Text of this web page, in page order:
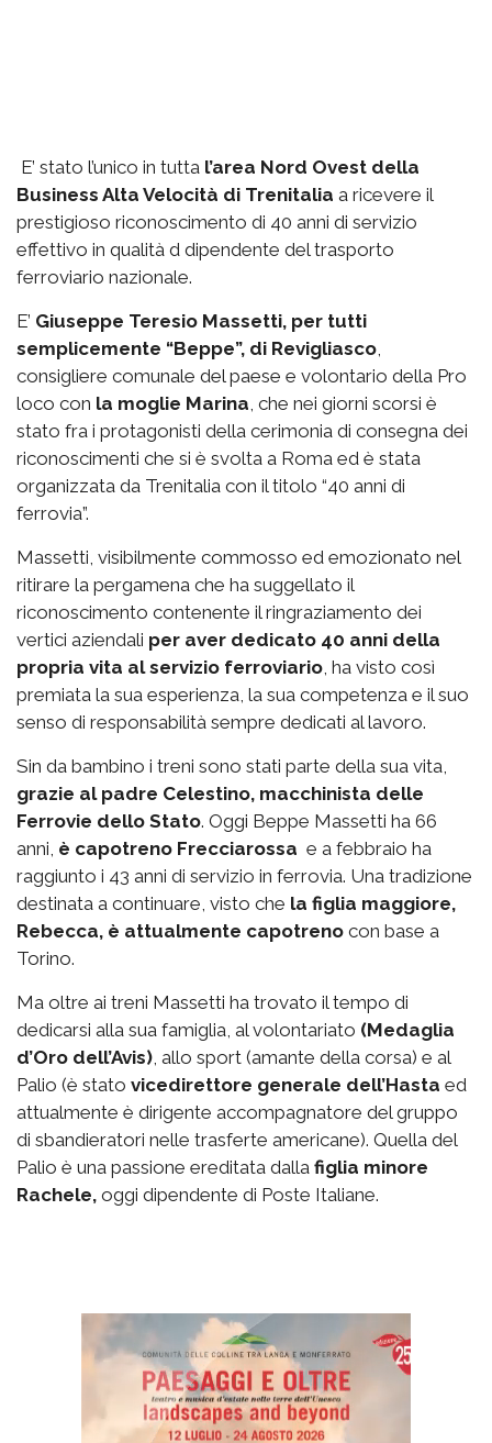
E’ stato l’unico in tutta l’area Nord Ovest della
Business Alta Velocità di Trenitalia a ricevere il
prestigioso riconoscimento di 40 anni di servizio
effettivo in qualità d dipendente del trasporto
ferroviario nazionale.
E’ Giuseppe Teresio Massetti, per tutti
semplicemente “Beppe”, di Revigliasco,
consigliere comunale del paese e volontario della Pro
loco con la moglie Marina, che nei giorni scorsi è
stato fra i protagonisti della cerimonia di consegna dei
riconoscimenti che si è svolta a Roma ed è stata
organizzata da Trenitalia con il titolo “40 anni di
ferrovia”.
Massetti, visibilmente commosso ed emozionato nel
ritirare la pergamena che ha suggellato il
riconoscimento contenente il ringraziamento dei
vertici aziendali per aver dedicato 40 anni della
propria vita al servizio ferroviario, ha visto così
premiata la sua esperienza, la sua competenza e il suo
senso di responsabilità sempre dedicati al lavoro.
Sin da bambino i treni sono stati parte della sua vita,
grazie al padre Celestino, macchinista delle
Ferrovie dello Stato. Oggi Beppe Massetti ha 66
anni, è capotreno Frecciarossa e a febbraio ha
raggiunto i 43 anni di servizio in ferrovia. Una tradizione
destinata a continuare, visto che la figlia maggiore,
Rebecca, è attualmente capotreno con base a
Torino.
Ma oltre ai treni Massetti ha trovato il tempo di
dedicarsi alla sua famiglia, al volontariato (Medaglia
d’Oro dell’Avis), allo sport (amante della corsa) e al
Palio (è stato vicedirettore generale dell’Hasta ed
attualmente è dirigente accompagnatore del gruppo
di sbandieratori nelle trasferte americane). Quella del
Palio è una passione ereditata dalla figlia minore
Rachele, oggi dipendente di Poste Italiane.